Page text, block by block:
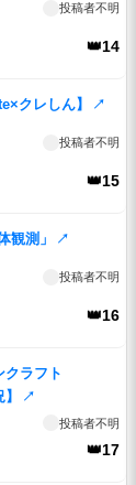
投稿者不明
👑14
クレしん】 ↗
投稿者不明
👑15
測」 ↗
投稿者不明
👑16
クラフト
↗
投稿者不明
👑17